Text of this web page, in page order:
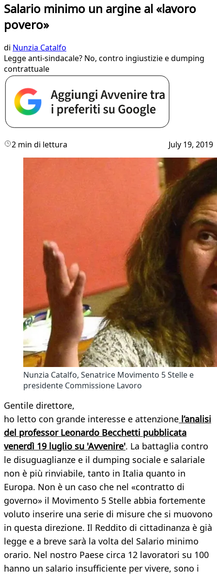
Salario minimo un argine al «lavoro
povero»
di Nunzia Catalfo
Legge anti-sindacale? No, contro ingiustizie e dumping
contrattuale
2 min di lettura July 19, 2019
Nunzia Catalfo, Senatrice Movimento 5 Stelle e
presidente Commissione Lavoro
Gentile direttore,
ho letto con grande interesse e attenzione l’analisi
del professor Leonardo Becchetti pubblicata
venerdì 19 luglio su 'Avvenire'. La battaglia contro
le disuguaglianze e il dumping sociale e salariale
non è più rinviabile, tanto in Italia quanto in
Europa. Non è un caso che nel «contratto di
governo» il Movimento 5 Stelle abbia fortemente
voluto inserire una serie di misure che si muovono
in questa direzione. Il Reddito di cittadinanza è già
legge e a breve sarà la volta del Salario minimo
orario. Nel nostro Paese circa 12 lavoratori su 100
hanno un salario insufficiente per vivere, sono i